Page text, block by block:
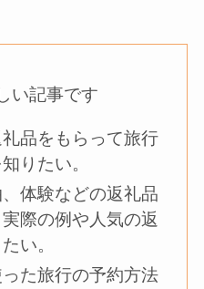
い記事です
品をもらって旅行
りたい。
体験などの返礼品
際の例や人気の返
い。
た旅行の予約方法